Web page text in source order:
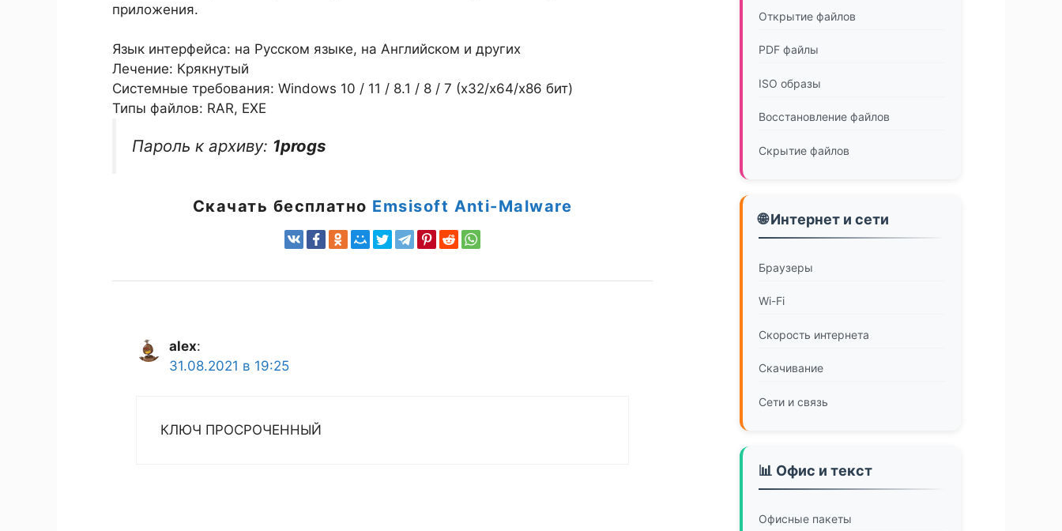
приложения.
Язык интерфейса: на Русском языке, на Английском и других
Лечение: Крякнутый
Системные требования: Windows 10 / 11 / 8.1 / 8 / 7 (х32/x64/x86 бит)
Типы файлов: RAR, EXE
Пароль к архиву: 1progs
Скачать бесплатно Emsisoft Anti-Malware
alex:
31.08.2021 в 19:25
КЛЮЧ ПРОСРОЧЕННЫЙ
Открытие файлов
PDF файлы
ISO образы
Восстановление файлов
Скрытие файлов
🌐 Интернет и сети
Браузеры
Wi-Fi
Скорость интернета
Скачивание
Сети и связь
📊 Офис и текст
Офисные пакеты